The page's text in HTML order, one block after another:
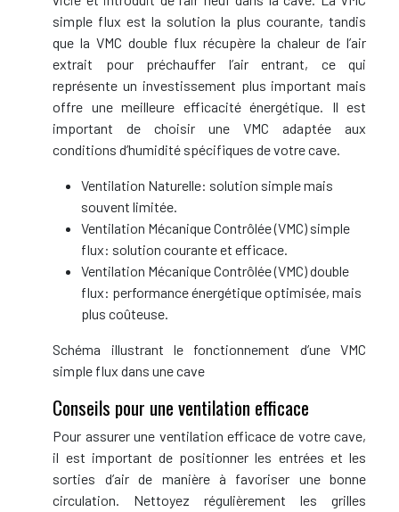
simple flux est la solution la plus courante, tandis
que la VMC double flux récupère la chaleur de l’air
extrait pour préchauffer l’air entrant, ce qui
représente un investissement plus important mais
offre une meilleure efficacité énergétique. Il est
important de choisir une VMC adaptée aux
conditions d’humidité spécifiques de votre cave.
Ventilation Naturelle: solution simple mais
souvent limitée.
Ventilation Mécanique Contrôlée (VMC) simple
flux: solution courante et efficace.
Ventilation Mécanique Contrôlée (VMC) double
flux: performance énergétique optimisée, mais
plus coûteuse.
Schéma illustrant le fonctionnement d’une VMC
simple flux dans une cave
Conseils pour une ventilation efficace
Pour assurer une ventilation efficace de votre cave,
il est important de positionner les entrées et les
sorties d’air de manière à favoriser une bonne
circulation. Nettoyez régulièrement les grilles